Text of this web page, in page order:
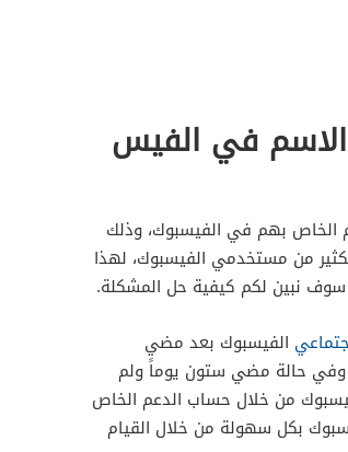
في الفيس
الخاص بهم في الفيسبوك، وذلك
من مستخدمي الفيسبوك، لهذا
نبين لكم كيفية حل المشكلة.
الفيسبوك بعد مضي
وفي حالة مضي ستون يوماً ولم
من خلال حساب الدعم الخاص
بكل سهولة من خلال القيام